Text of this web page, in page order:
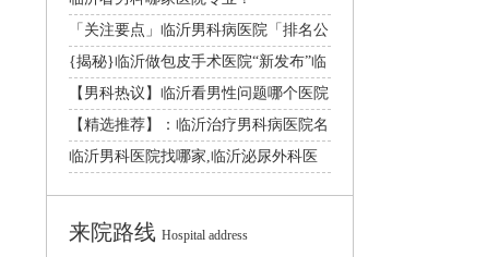
「关注要点」临沂男科病医院「排名公
开」临沂哪家医院
{揭秘}临沂做包皮手术医院“新发布”临
沂割包皮好的
【男科热议】临沂看男性问题哪个医院
好[2024年度
【精选推荐】：临沂治疗男科病医院名
单更新|总榜发布
临沂男科医院找哪家,临沂泌尿外科医
来院路线 Hospital address